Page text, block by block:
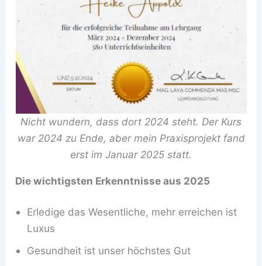
Nicht wundern, dass dort 2024 steht. Der Kurs
war 2024 zu Ende, aber mein Praxisprojekt fand
erst im Januar 2025 statt.
Die wichtigsten Erkenntnisse aus 2025
Erledige das Wesentliche, mehr erreichen ist
Luxus
Gesundheit ist unser höchstes Gut